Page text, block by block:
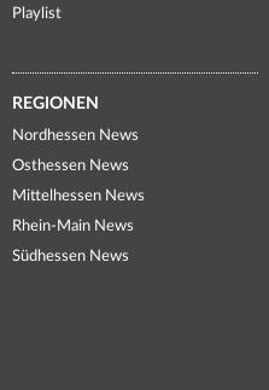
Playlist
REGIONEN
Nordhessen News
Osthessen News
Mittelhessen News
Rhein-Main News
Südhessen News